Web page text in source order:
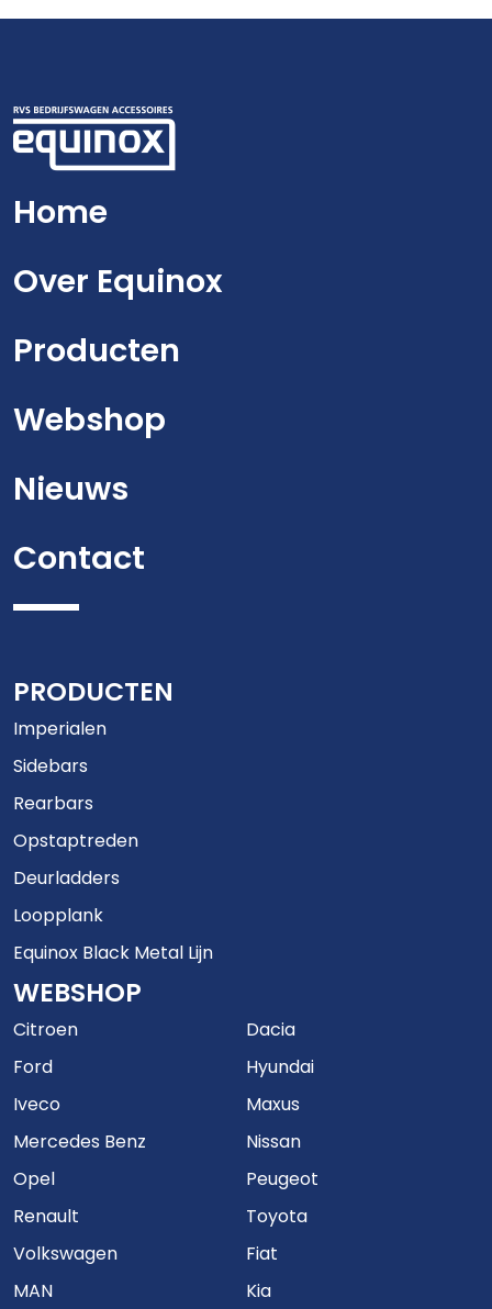
Home
Over Equinox
Producten
Webshop
Nieuws
Contact
PRODUCTEN
Imperialen
Sidebars
Rearbars
Opstaptreden
Deurladders
Loopplank
Equinox Black Metal Lijn
WEBSHOP
Citroen
Dacia
Ford
Hyundai
Iveco
Maxus
Mercedes Benz
Nissan
Opel
Peugeot
Renault
Toyota
Volkswagen
Fiat
MAN
Kia